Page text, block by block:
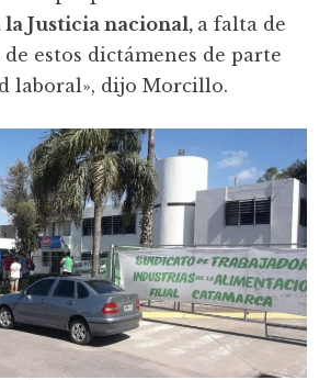
Justicia nacional, a falta de
estos dictámenes de parte
laboral», dijo Morcillo.